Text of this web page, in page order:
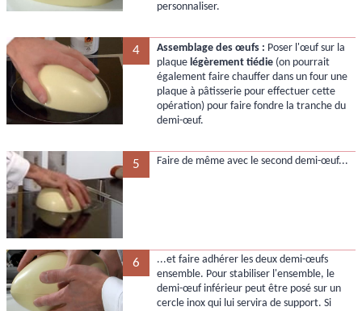
personnaliser.
4 Assemblage des œufs : Poser l'œuf sur la
plaque légèrement tiédie(on pourrait
également faire chauffer dans un four une
plaque à pâtisserie pour effectuer cette
opération) pour faire fondre la tranche du
demi-œuf.
5 Faire de même avec le second demi-œuf...
6
...et faire adhérer les deux demi-œufs
ensemble. Pour stabiliser l'ensemble, le
demi-œuf inférieur peut être posé sur un
cercle inox qui lui servira de support. Si